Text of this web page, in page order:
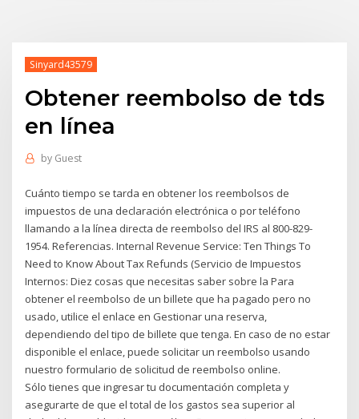
Sinyard43579
Obtener reembolso de tds
en línea
by Guest
Cuánto tiempo se tarda en obtener los reembolsos de
impuestos de una declaración electrónica o por teléfono
llamando a la línea directa de reembolso del IRS al 800-829-
1954. Referencias. Internal Revenue Service: Ten Things To
Need to Know About Tax Refunds (Servicio de Impuestos
Internos: Diez cosas que necesitas saber sobre la Para
obtener el reembolso de un billete que ha pagado pero no
usado, utilice el enlace en Gestionar una reserva,
dependiendo del tipo de billete que tenga. En caso de no estar
disponible el enlace, puede solicitar un reembolso usando
nuestro formulario de solicitud de reembolso online.
Sólo tienes que ingresar tu documentación completa y
asegurarte de que el total de los gastos sea superior al